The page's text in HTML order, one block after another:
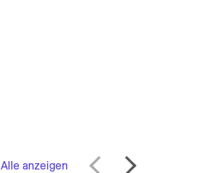
Alle anzeigen